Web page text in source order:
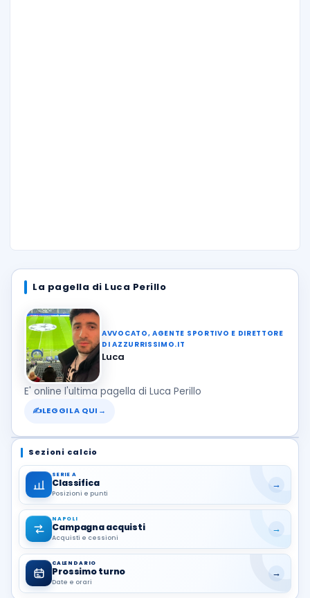
La pagella di Luca Perillo
AVVOCATO, AGENTE SPORTIVO E DIRETTORE
DI AZZURRISSIMO.IT
Luca
E' online l'ultima pagella di Luca Perillo
✍LEGGILA QUI →
Sezioni calcio
SERIE A
Classifica
Posizioni e punti
→
NAPOLI
Campagna acquisti
Acquisti e cessioni
→
CALENDARIO
Prossimo turno
Date e orari
→